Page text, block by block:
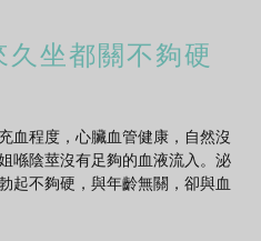
坐都關不夠硬
血程度，心臟血管健康，自然沒
喺陰莖沒有足夠的血液流入。泌
起不夠硬，與年齡無關，卻與血